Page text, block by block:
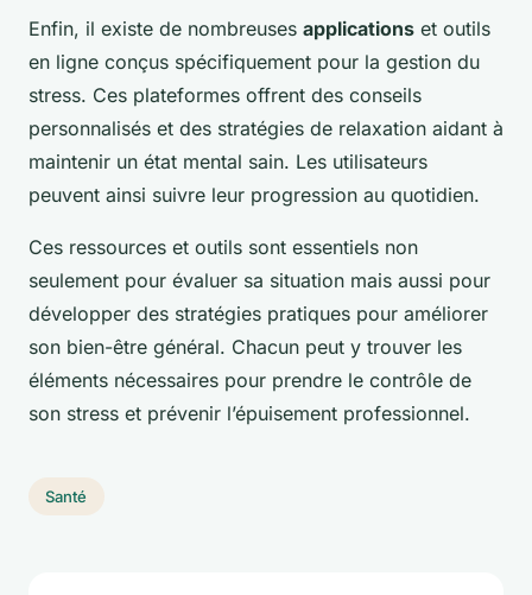
Enfin, il existe de nombreuses applications et outils
en ligne conçus spécifiquement pour la gestion du
stress. Ces plateformes offrent des conseils
personnalisés et des stratégies de relaxation aidant à
maintenir un état mental sain. Les utilisateurs
peuvent ainsi suivre leur progression au quotidien.
Ces ressources et outils sont essentiels non
seulement pour évaluer sa situation mais aussi pour
développer des stratégies pratiques pour améliorer
son bien-être général. Chacun peut y trouver les
éléments nécessaires pour prendre le contrôle de
son stress et prévenir l’épuisement professionnel.
Santé